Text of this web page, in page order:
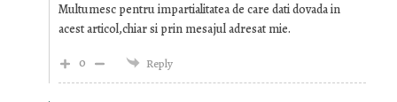
Multumesc pentru impartialitatea de care dati dovada in
acest articol,chiar si prin mesajul adresat mie.
0
Reply